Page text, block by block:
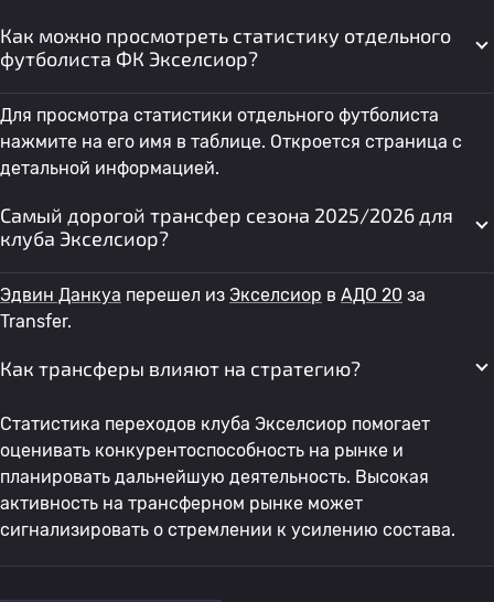
Как можно просмотреть статистику отдельного
футболиста ФК Экселсиор?
Для просмотра статистики отдельного футболиста
нажмите на его имя в таблице. Откроется страница с
детальной информацией.
Самый дорогой трансфер сезона 2025/2026 для
клуба Экселсиор?
Эдвин Данкуа перешел из Экселсиор в АДО 20 за
Transfer.
Как трансферы влияют на стратегию?
Статистика переходов клуба Экселсиор помогает
оценивать конкурентоспособность на рынке и
планировать дальнейшую деятельность. Высокая
активность на трансферном рынке может
сигнализировать о стремлении к усилению состава.